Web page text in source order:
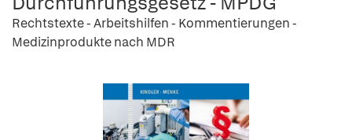
Rechtstexte - Arbeitshilfen - Kommentierungen -
Medizinprodukte nach MDR